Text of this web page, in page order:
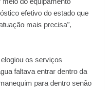
efetivo do estado que
mais precisa”,
os serviços
faltava entrar dentro da
para dentro senão